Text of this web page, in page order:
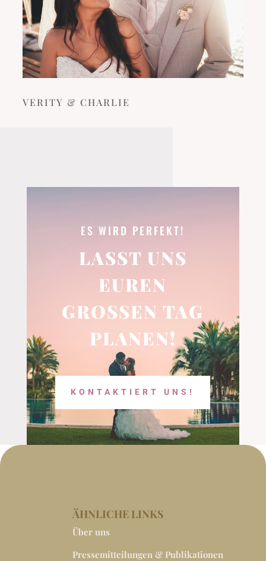
VERITY & CHARLIE
ES WIRD PERFEKT!
LASST UNS
EUREN
GROSSEN TAG P
LANEN!
KONTAKTIERT UNS!
ÄHNLICHE LINKS
Über uns
Pressemitteilungen & Publikationen